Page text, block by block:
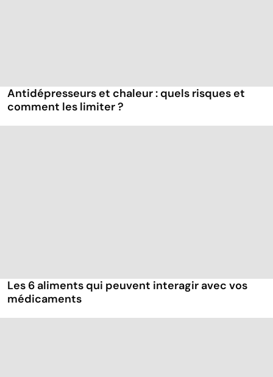
Antidépresseurs et chaleur : quels risques et
comment les limiter ?
Les 6 aliments qui peuvent interagir avec vos
médicaments